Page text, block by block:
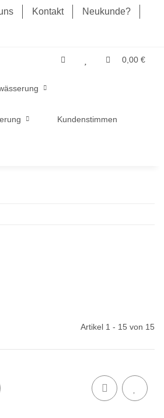
Kontakt Neukunde?
0,00 €
Kundenstimmen
Artikel 1 - 15 von 15